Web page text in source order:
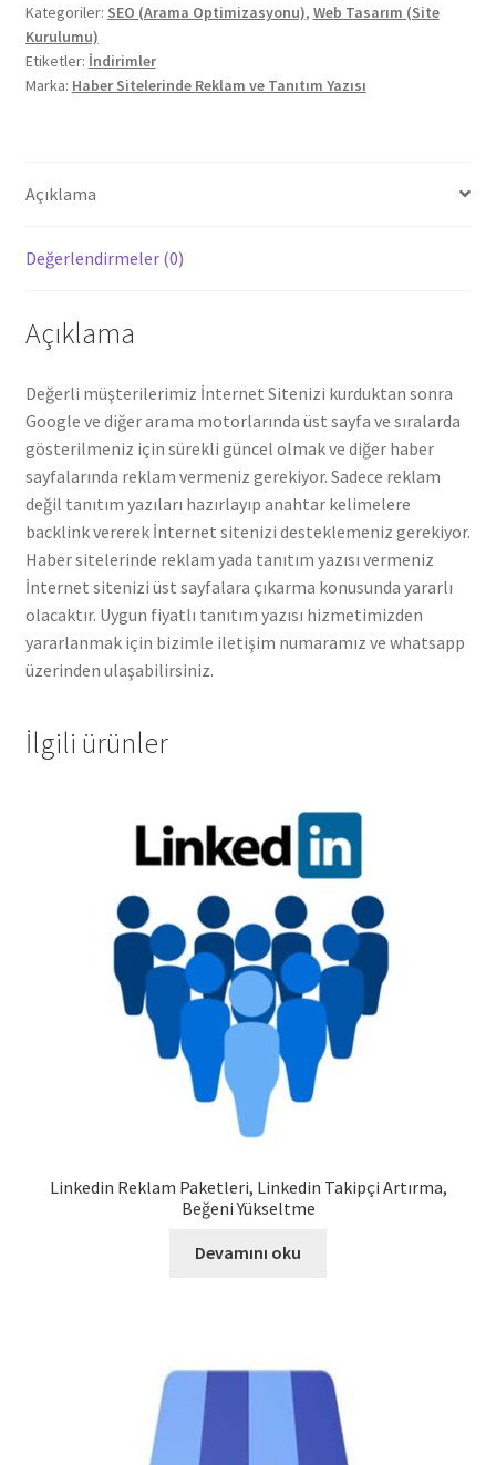
Kategoriler: SEO (Arama Optimizasyonu), Web Tasarım (Site
Kurulumu)
Etiketler: İndirimler
Marka: Haber Sitelerinde Reklam ve Tanıtım Yazısı
Açıklama
Değerlendirmeler (0)
Açıklama
Değerli müşterilerimiz İnternet Sitenizi kurduktan sonra
Google ve diğer arama motorlarında üst sayfa ve sıralarda
gösterilmeniz için sürekli güncel olmak ve diğer haber
sayfalarında reklam vermeniz gerekiyor. Sadece reklam
değil tanıtım yazıları hazırlayıp anahtar kelimelere
backlink vererek İnternet sitenizi desteklemeniz gerekiyor.
Haber sitelerinde reklam yada tanıtım yazısı vermeniz
İnternet sitenizi üst sayfalara çıkarma konusunda yararlı
olacaktır. Uygun fiyatlı tanıtım yazısı hizmetimizden
yararlanmak için bizimle iletişim numaramız ve whatsapp
üzerinden ulaşabilirsiniz.
İlgili ürünler
Linkedin Reklam Paketleri, Linkedin Takipçi Artırma,
Beğeni Yükseltme
Devamını oku